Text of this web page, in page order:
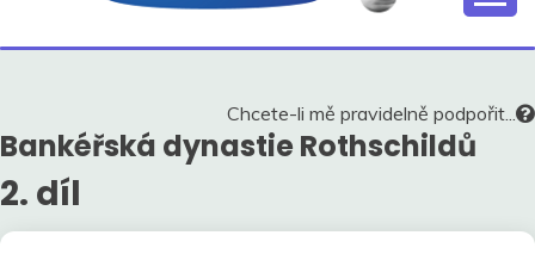
HISTORIE V
SOUVISLOSTECH
Chcete-li mě pravidelně podpořit...
Bankéřská dynastie Rothschildů
2. díl